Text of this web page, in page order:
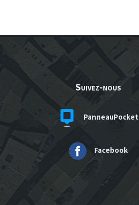
Suivez-nous
PanneauPocket
Facebook